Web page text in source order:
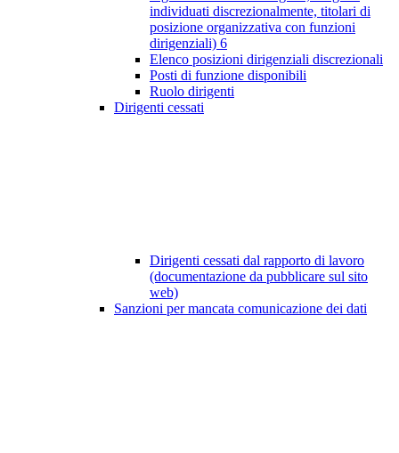
individuati discrezionalmente, titolari di
posizione organizzativa con funzioni
dirigenziali) 6
Elenco posizioni dirigenziali discrezionali
Posti di funzione disponibili
Ruolo dirigenti
Dirigenti cessati
Dirigenti cessati dal rapporto di lavoro
(documentazione da pubblicare sul sito
web)
Sanzioni per mancata comunicazione dei dati